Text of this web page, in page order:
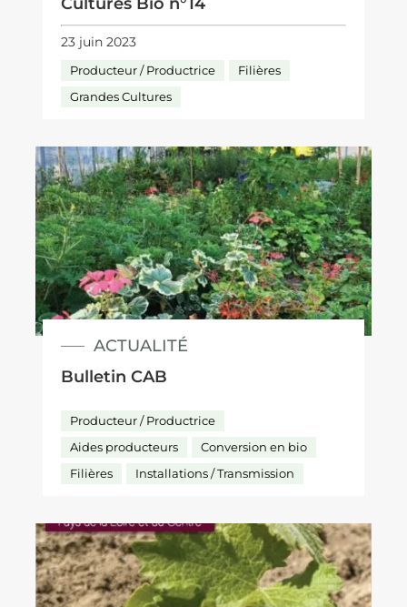
23 juin 2023
Producteur / Productrice
Filières
Grandes Cultures
ACTUALITÉ
Bulletin CAB
Producteur / Productrice
Aides producteurs
Conversion en bio
Filières
Installations / Transmission